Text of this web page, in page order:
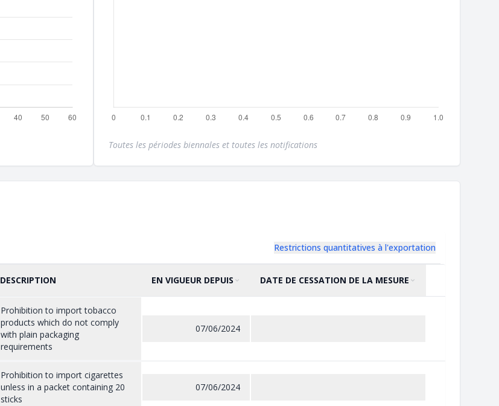
Toutes les périodes biennales et toutes les notifications
Restrictions quantitatives à l'exportation
DESCRIPTION TRIER PAR
EN VIGUEUR DEPUIS CROISSANT
DATE DE CESSATION DE LA MESURE
Prohibition to import tobacco
products which do not comply
with plain packaging
requirements
07/06/2024
Prohibition to import cigarettes
unless in a packet containing 20
sticks
07/06/2024